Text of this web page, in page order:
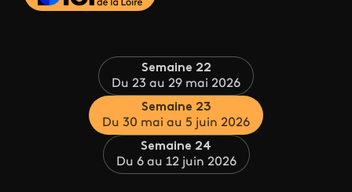
Semaine 22
Du 23 au 29 mai 2026
Semaine 23
Du 30 mai au 5 juin 2026
Semaine 24
Du 6 au 12 juin 2026